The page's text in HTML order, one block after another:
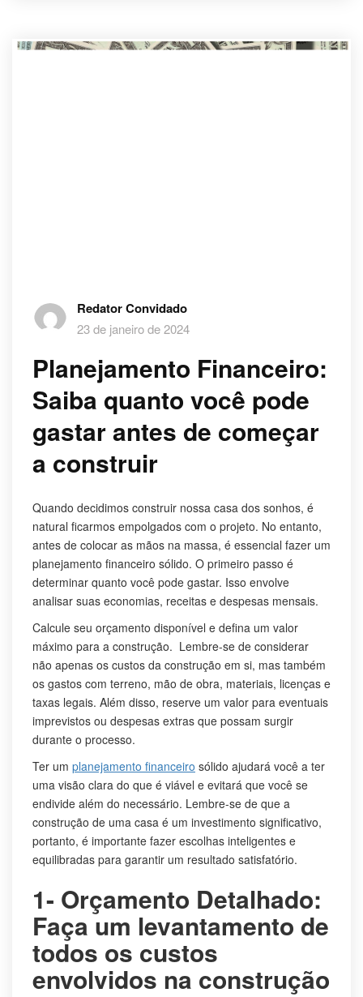
Redator Convidado
23 de janeiro de 2024
Planejamento Financeiro:
Saiba quanto você pode
gastar antes de começar
a construir
Quando decidimos construir nossa casa dos sonhos, é
natural ficarmos empolgados com o projeto. No entanto,
antes de colocar as mãos na massa, é essencial fazer um
planejamento financeiro sólido. O primeiro passo é
determinar quanto você pode gastar. Isso envolve
analisar suas economias, receitas e despesas mensais.
Calcule seu orçamento disponível e defina um valor
máximo para a construção. Lembre-se de considerar
não apenas os custos da construção em si, mas também
os gastos com terreno, mão de obra, materiais, licenças e
taxas legais. Além disso, reserve um valor para eventuais
imprevistos ou despesas extras que possam surgir
durante o processo.
Ter um planejamento financeiro sólido ajudará você a ter
uma visão clara do que é viável e evitará que você se
endivide além do necessário. Lembre-se de que a
construção de uma casa é um investimento significativo,
portanto, é importante fazer escolhas inteligentes e
equilibradas para garantir um resultado satisfatório.
1- Orçamento Detalhado:
Faça um levantamento de
todos os custos
envolvidos na construção